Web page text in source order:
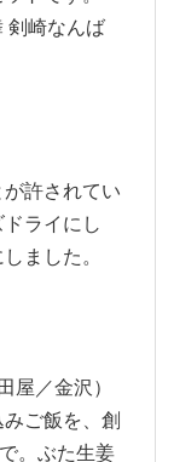
剣崎なんば
許されてい
ライにし
ました。
屋／金沢）
ご飯を、創
。ぶた生姜